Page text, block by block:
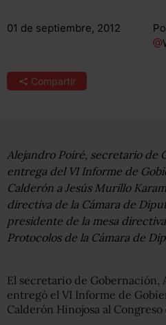
01 de septiembre, 2012
@
Compartir
Alejandro Poiré, secretario de
entrega del VI Informe de
Calderón a Jesús Murillo
directiva de la Cámara de
presidente de la mesa
Protocolos de la Cámara de
El secretario de Gobernación,
entregó el VI Informe de
Calderón Hinojosa al